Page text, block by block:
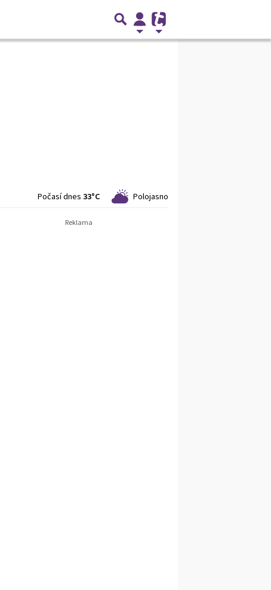
Počasí dnes 33°C Polojasno